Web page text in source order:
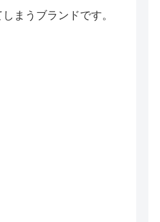
まうブランドです。